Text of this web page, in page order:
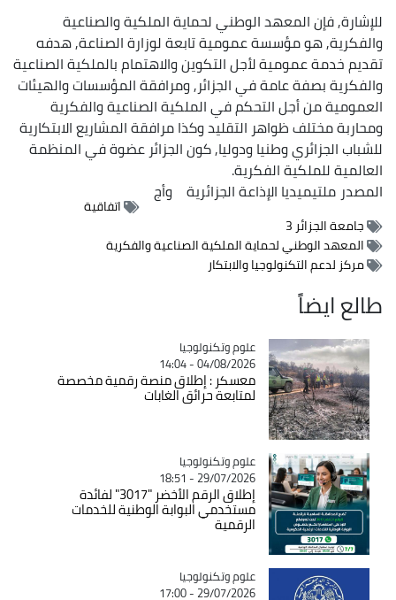
للإشارة, فإن المعهد الوطني لحماية الملكية والصناعية
والفكرية, هو مؤسسة عمومية تابعة لوزارة الصناعة, هدفه
تقديم خدمة عمومية لأجل التكوين والاهتمام بالملكية الصناعية
والفكرية بصفة عامة في الجزائر, ومرافقة المؤسسات والهيئات
العمومية من أجل التحكم في الملكية الصناعية والفكرية
ومحاربة مختلف ظواهر التقليد وكذا مرافقة المشاريع الابتكارية
للشباب الجزائري وطنيا ودوليا, كون الجزائر عضوة في المنظمة
العالمية للملكية الفكرية.
المصدرملتيميديا الإذاعة الجزائرية وأج
اتفاقية
جامعة الجزائر 3
المعهد الوطني لحماية الملكية الصناعية والفكرية
مركز لدعم التكنولوجيا والابتكار
طالع ايضاً
Catégorie
علوم وتكنولوجيا
04/08/2026 - 14:04
معسكر : إطلاق منصة رقمية مخصصة
لمتابعة حرائق الغابات
Catégorie
علوم وتكنولوجيا
29/07/2026 - 18:51
إطلاق الرقم الأخضر "3017" لفائدة
مستخدمي البوابة الوطنية للخدمات
الرقمية
Catégorie
علوم وتكنولوجيا
29/07/2026 - 17:00